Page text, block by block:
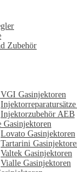
Zubehör
Gasinjektoren
Injektorzubehör AEB
Gasinjektoren
Lovato Gasinjektoren
Tartarini
Valtek Gasinjektoren
Vialle Gasinjektoren